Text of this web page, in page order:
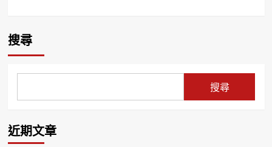
搜尋
搜尋
近期文章